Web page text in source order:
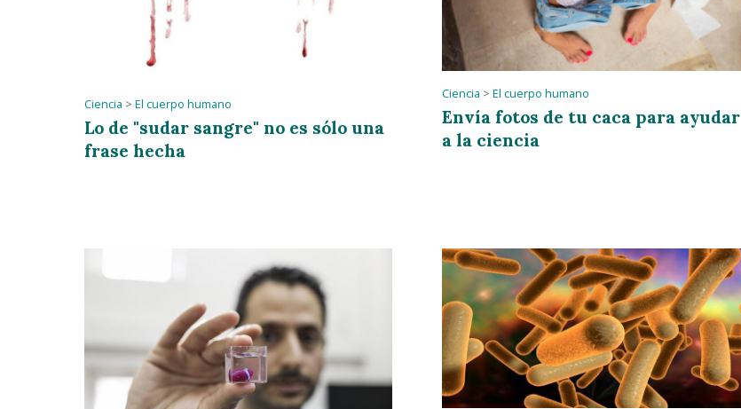
Ciencia > El cuerpo humano
Lo de "sudar sangre" no es sólo una
frase hecha
Ciencia > El cuerpo humano
Envía fotos de tu caca para ayudar
a la ciencia